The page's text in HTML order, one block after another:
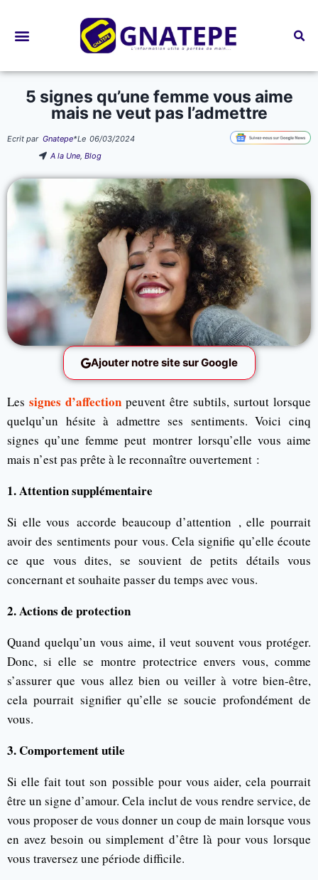
5 signes qu’une femme vous aime
mais ne veut pas l’admettre
Ecrit par Gnatepe*Le 06/03/2024
A la Une,Blog
Ajouter notre site sur Google
Les signes d’affection peuvent être subtils, surtout lorsque
quelqu’un hésite à admettre ses sentiments. Voici cinq
signes qu’une femme peut montrer lorsqu’elle vous aime
mais n’est pas prête à le reconnaître ouvertement :
1. Attention supplémentaire
Si elle vous accorde beaucoup d’attention , elle pourrait
avoir des sentiments pour vous. Cela signifie qu’elle écoute
ce que vous dites, se souvient de petits détails vous
concernant et souhaite passer du temps avec vous.
2. Actions de protection
Quand quelqu’un vous aime, il veut souvent vous protéger.
Donc, si elle se montre protectrice envers vous, comme
s’assurer que vous allez bien ou veiller à votre bien-être,
cela pourrait signifier qu’elle se soucie profondément de
vous.
3. Comportement utile
Si elle fait tout son possible pour vous aider, cela pourrait
être un signe d’amour. Cela inclut de vous rendre service, de
vous proposer de vous donner un coup de main lorsque vous
en avez besoin ou simplement d’être là pour vous lorsque
vous traversez une période difficile.